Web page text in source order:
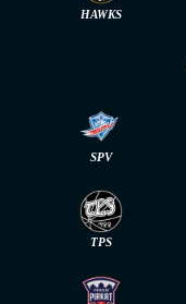
HAWKS
SPV
TPS